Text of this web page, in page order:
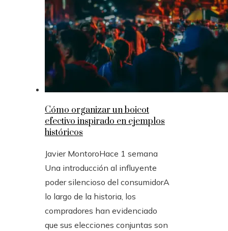
Cómo organizar un boicot
efectivo inspirado en ejemplos
históricos
Javier MontoroHace 1 semana
Una introducción al influyente
poder silencioso del consumidorA
lo largo de la historia, los
compradores han evidenciado
que sus elecciones conjuntas son